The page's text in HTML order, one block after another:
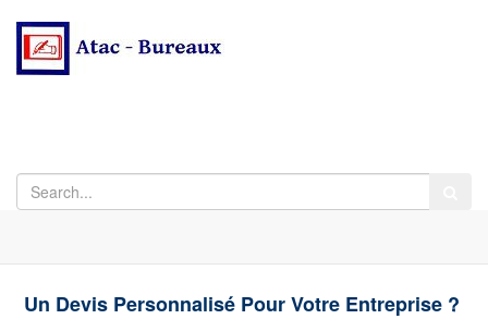
Un Devis Personnalisé Pour Votre Entreprise ?